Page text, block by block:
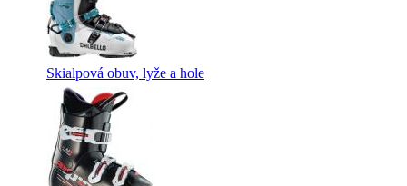
Skialpová obuv, lyže a hole